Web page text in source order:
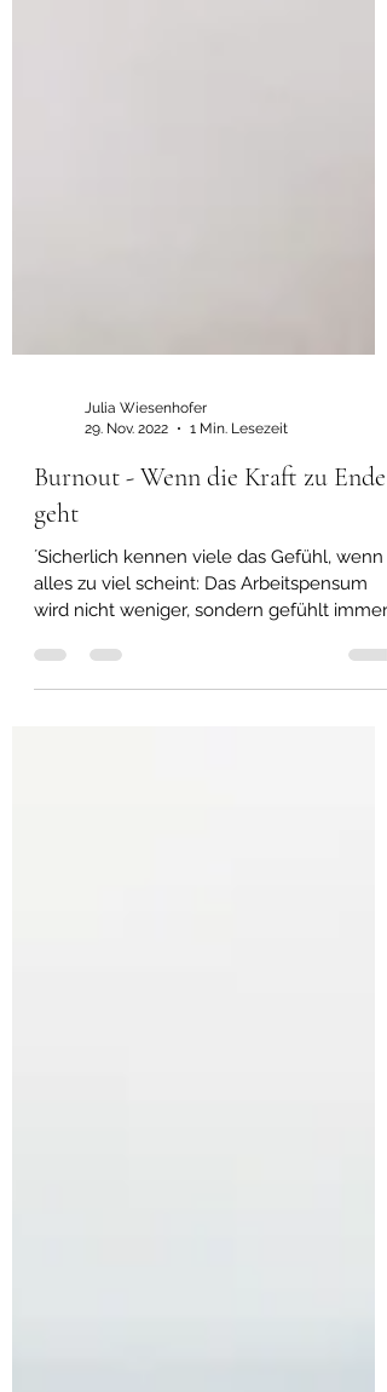
29. Nov. 2022
1 Min. Lesezeit
Burnout - Wenn die Kraft zu Ende
geht
´Sicherlich kennen viele das Gefühl, wenn
wird nicht weniger, sondern gefühlt immer
mehr, der...